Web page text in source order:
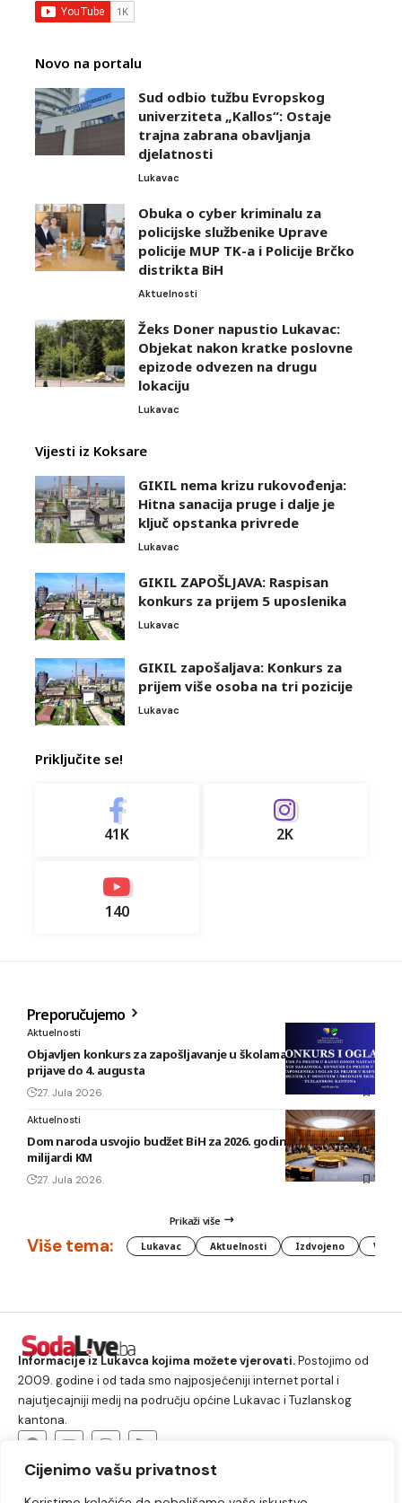
Cijenimo vašu privatnost
Novo na portalu
Sud odbio tužbu Evropskog
univerziteta „Kallos“: Ostaje
trajna zabrana obavljanja
djelatnosti
Lukavac
Obuka o cyber kriminalu za
policijske službenike Uprave
policije MUP TK-a i Policije Brčko
distrikta BiH
Aktuelnosti
Žeks Doner napustio Lukavac:
Objekat nakon kratke poslovne
epizode odvezen na drugu
lokaciju
Lukavac
Vijesti iz Koksare
GIKIL nema krizu rukovođenja:
Hitna sanacija pruge i dalje je
ključ opstanka privrede
Lukavac
GIKIL ZAPOŠLJAVA: Raspisan
konkurs za prijem 5 uposlenika
Lukavac
GIKIL zapošaljava: Konkurs za
prijem više osoba na tri pozicije
Lukavac
Priključite se!
41K 2K
140
Preporučujemo
Aktuelnosti
Objavljen konkurs za zapošljavanje u školama TK: Rok za
prijave do 4. augusta
27. Jula 2026.
Aktuelnosti
Dom naroda usvojio budžet BiH za 2026. godinu vrijedan 1,58
milijardi KM
27. Jula 2026.
Prikaži više
Više tema: Lukavac Aktuelnosti Izdvojeno
Informacije iz Lukavca kojima možete vjerovati.Postojimo od
2009. godine i od tada smo najposjećeniji internet portal i
najutjecajniji medij na području općine Lukavac i Tuzlanskog
kantona.